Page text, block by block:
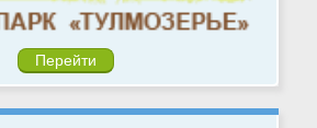
Перейти